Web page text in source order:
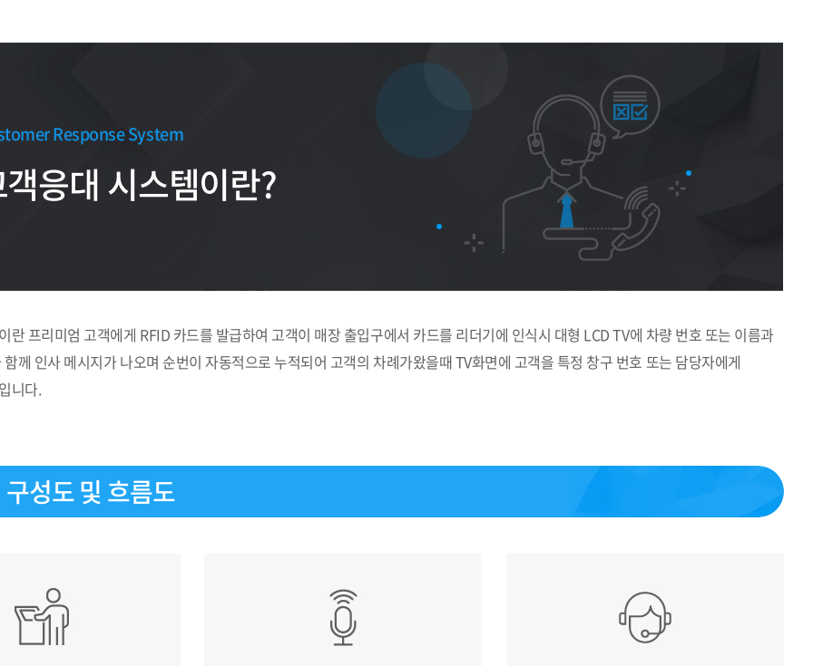
Response System
응대 시스템이란?
란 프리미엄 고객에게 RFID 카드를 발급하여 고객이 매장 출입구에서 카드를 리더기에 인식시 대형 LCD TV에 차량 번호 또는 이름과
께 인사 메시지가 나오며 순번이 자동적으로 누적되어 고객의 차례가왔을때 TV화면에 고객을 특정 창구 번호 또는 담당자에게
니다.
성도 및 흐름도